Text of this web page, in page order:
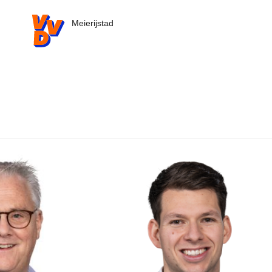
VVD.nl - Ga naar de homepage
Meierijstad